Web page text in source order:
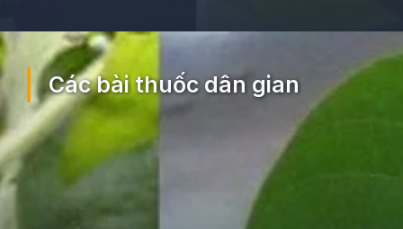
Đang mởhttps://ocopaz.vn/mo-tam-the-375
Các bài thuốc dân gian